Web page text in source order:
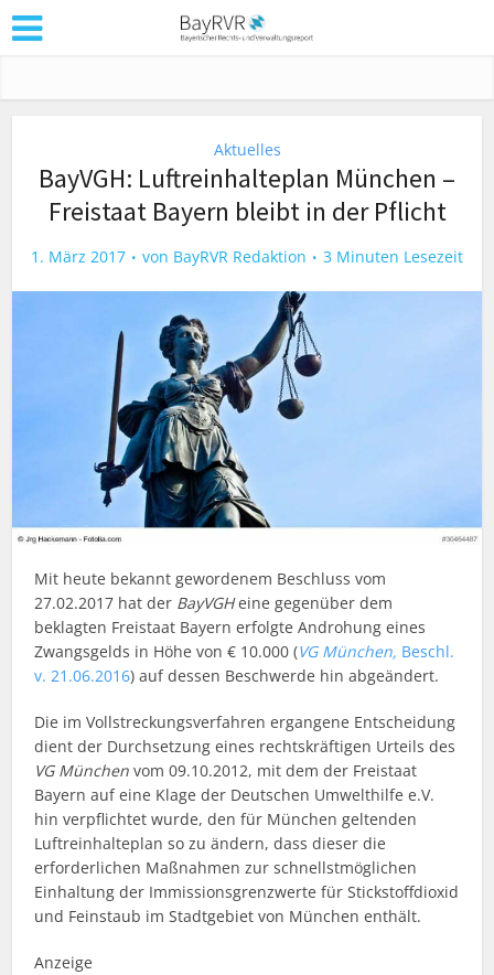
Aktuelles
BayVGH: Luftreinhalteplan München –
Freistaat Bayern bleibt in der Pflicht
1. März 2017 von BayRVR Redaktion 3 Minuten Lesezeit
Mit heute bekannt gewordenem Beschluss vom
27.02.2017 hat der BayVGHeine gegenüber dem
beklagten Freistaat Bayern erfolgte Androhung eines
Zwangsgelds in Höhe von € 10.000 (VG München, Beschl.
v. 21.06.2016) auf dessen Beschwerde hin abgeändert.
Die im Vollstreckungsverfahren ergangene Entscheidung
dient der Durchsetzung eines rechtskräftigen Urteils des
VG München vom 09.10.2012, mit dem der Freistaat
Bayern auf eine Klage der Deutschen Umwelthilfe e.V.
hin verpflichtet wurde, den für München geltenden
Luftreinhalteplan so zu ändern, dass dieser die
erforderlichen Maßnahmen zur schnellstmöglichen
Einhaltung der Immissionsgrenzwerte für Stickstoffdioxid
und Feinstaub im Stadtgebiet von München enthält.
Anzeige